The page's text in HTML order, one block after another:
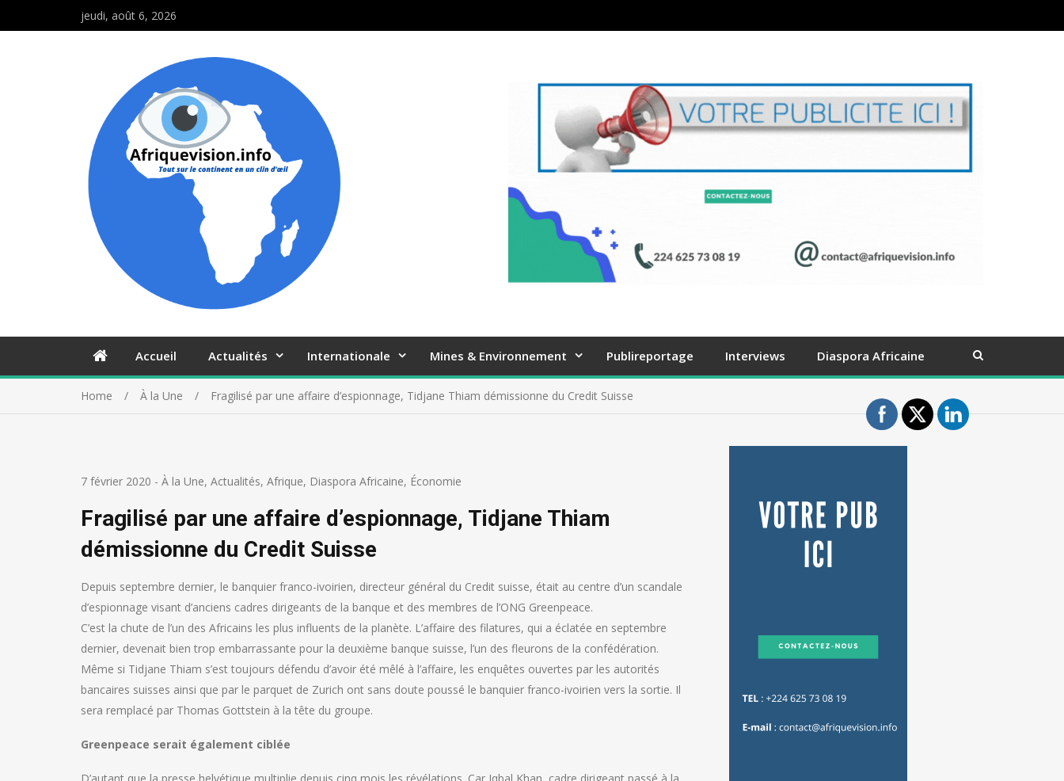
jeudi, août 6, 2026
Accueil Actualités Internationale Mines & Environnement Publireportage Interviews Diaspora Africaine
Home À la Une Fragilisé par une affaire d’espionnage, Tidjane Thiam démissionne du Credit Suisse
7 février 2020 - À la Une, Actualités, Afrique, Diaspora Africaine, Économie
Fragilisé par une affaire d’espionnage, Tidjane Thiam
démissionne du Credit Suisse
Depuis septembre dernier, le banquier franco-ivoirien, directeur général du Credit suisse, était au centre d’un scandale
d’espionnage visant d’anciens cadres dirigeants de la banque et des membres de l’ONG Greenpeace.
C’est la chute de l’un des Africains les plus influents de la planète. L’affaire des filatures, qui a éclatée en septembre
dernier, devenait bien trop embarrassante pour la deuxième banque suisse, l’un des fleurons de la confédération.
Même si Tidjane Thiam s’est toujours défendu d’avoir été mêlé à l’affaire, les enquêtes ouvertes par les autorités
bancaires suisses ainsi que par le parquet de Zurich ont sans doute poussé le banquier franco-ivoirien vers la sortie. Il
sera remplacé par Thomas Gottstein à la tête du groupe.
Greenpeace serait également ciblée